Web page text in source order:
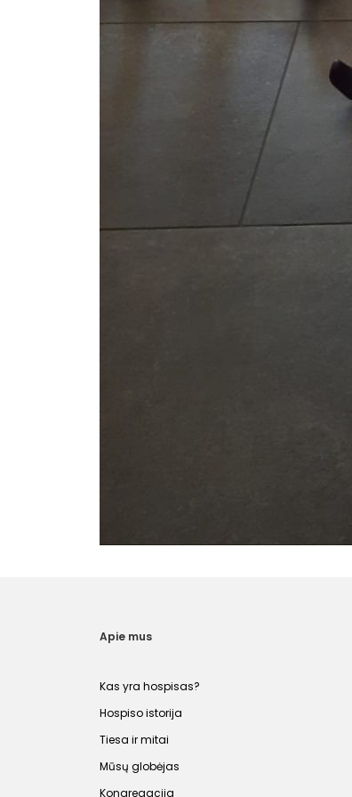
Apie mus
Kas yra hospisas?
Hospiso istorija
Tiesa ir mitai
Mūsų globėjas
Kongregacija